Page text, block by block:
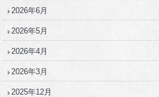
2026年6月
2026年5月
2026年4月
2026年3月
2025年12月